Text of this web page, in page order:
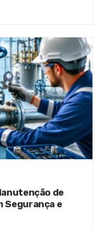
de
Segurança e